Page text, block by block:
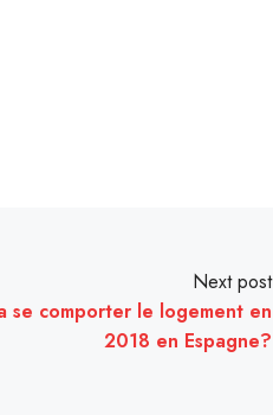
Next post
se comporter le logement en
2018 en Espagne?